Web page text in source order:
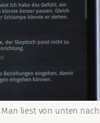
liest von unten